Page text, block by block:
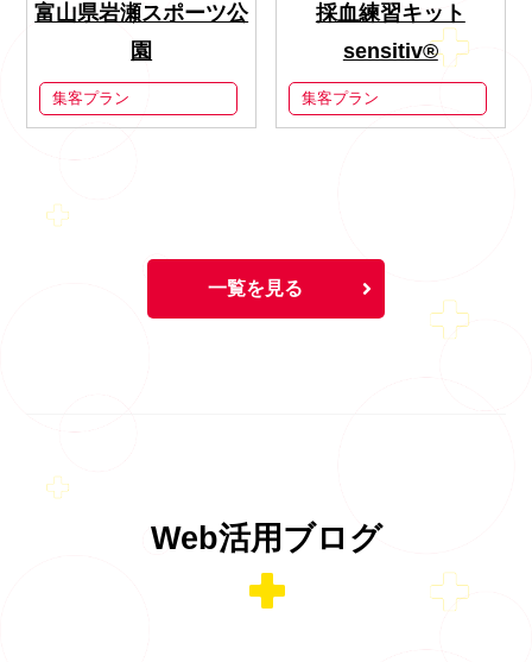
富山県岩瀬スポーツ公
園
集客プラン
採血練習キット
sensitiv®
集客プラン
一覧を見る
Web活用ブログ